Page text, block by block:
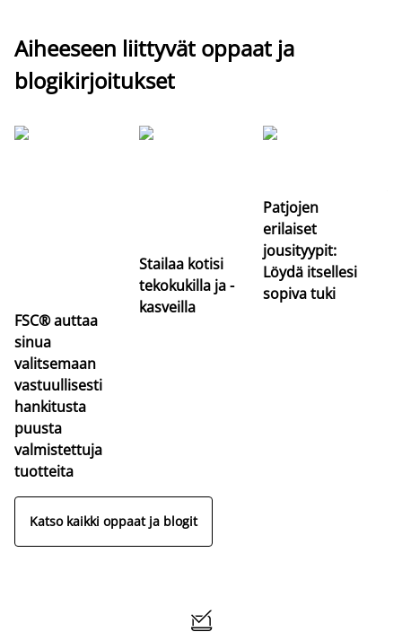
Aiheeseen liittyvät oppaat ja
blogikirjoitukset
FSC® auttaa
sinua
valitsemaan
vastuullisesti
hankitusta
puusta
valmistettuja
tuotteita
Stailaa kotisi
tekokukilla ja -
kasveilla
Patjojen
erilaiset
jousityypit:
Löydä itsellesi
sopiva tuki
Katso kaikki oppaat ja blogit
